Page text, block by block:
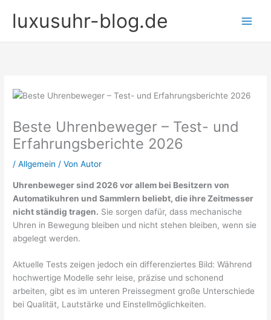
Inhaltluxusuhr-blog.de
Beste Uhrenbeweger – Test- und
Erfahrungsberichte 2026
/Allgemein / VonAutor
Uhrenbeweger sind 2026 vor allem bei Besitzern von
Automatikuhren und Sammlern beliebt, die ihre Zeitmesser
nicht ständig tragen. Sie sorgen dafür, dass mechanische
Uhren in Bewegung bleiben und nicht stehen bleiben, wenn sie
abgelegt werden.
Aktuelle Tests zeigen jedoch ein differenziertes Bild: Während
hochwertige Modelle sehr leise, präzise und schonend
arbeiten, gibt es im unteren Preissegment große Unterschiede
bei Qualität, Lautstärke und Einstellmöglichkeiten.